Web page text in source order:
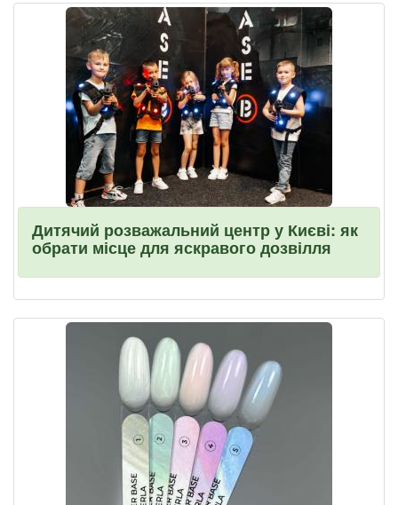
Дитячий розважальний центр у Києві: як
обрати місце для яскравого дозвілля